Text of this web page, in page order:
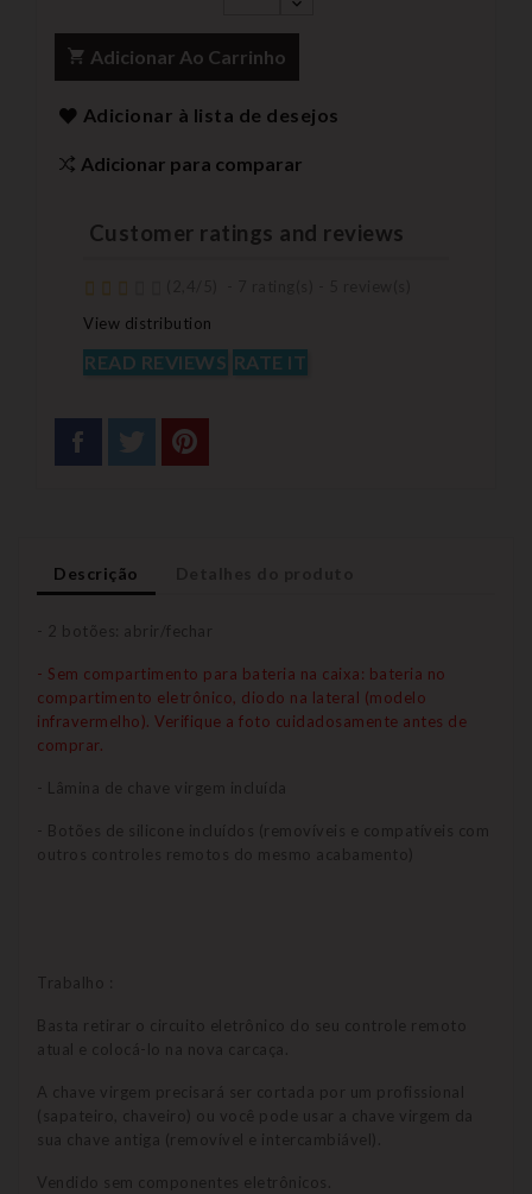
Adicionar Ao Carrinho
Adicionar à lista de desejos
Adicionar para comparar
Customer ratings and reviews
View distribution
READ REVIEWS RATE IT
Descrição
- 2 botões: abrir/fechar
- Sem compartimento para bateria na caixa: bateria no
compartimento eletrônico, diodo na lateral (modelo
infravermelho). Verifique a foto cuidadosamente antes de
comprar.
- Lâmina de chave virgem incluída
- Botões de silicone incluídos (removíveis e compatíveis com
outros controles remotos do mesmo acabamento)
Trabalho :
Basta retirar o circuito eletrônico do seu controle remoto
atual e colocá-lo na nova carcaça.
A chave virgem precisará ser cortada por um profissional
(sapateiro, chaveiro) ou você pode usar a chave virgem da
sua chave antiga (removível e intercambiável).
Vendido sem componentes eletrônicos.